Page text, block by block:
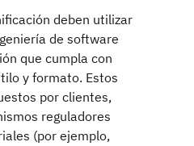
deben utilizar
de software
que cumpla con
y formato. Estos
por clientes,
reguladores
(por ejemplo,